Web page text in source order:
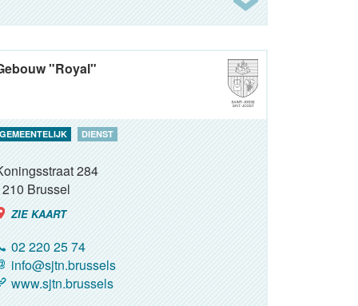
"Royal"
GEMEENTELIJK DIENST
284
Brussel
ZIE KAART
02 220 25 74
info@sjtn.brussels
www.sjtn.brussels